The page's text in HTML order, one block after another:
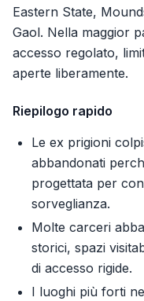
Eastern State,
Gaol. Nella maggior
accesso regolato,
aperte liberamente.
Riepilogo rapido
Le ex prigioni
abbandonati
progettata per
sorveglianza.
Molte carceri
storici, spazi
di accesso rigide.
I luoghi più forti